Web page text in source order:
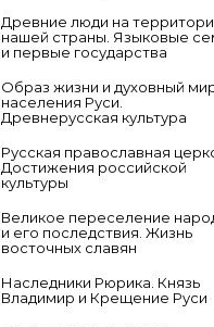
Древние люди на
нашей страны. Языковые
и первые государства
Образ жизни и духовный
населения Руси.
Древнерусская культура
Русская православная
Достижения российской
культуры
Великое переселение
и его последствия. Жизнь
восточных славян
Наследники Рюрика. Князь
Владимир и Крещение Руси